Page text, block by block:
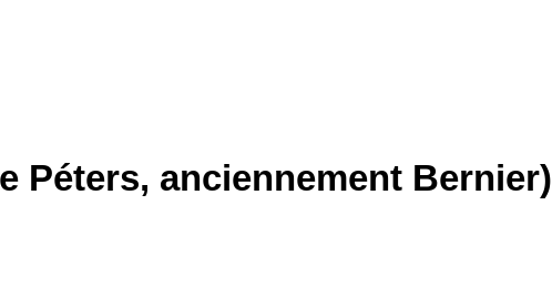
Péters, anciennement Bernier)